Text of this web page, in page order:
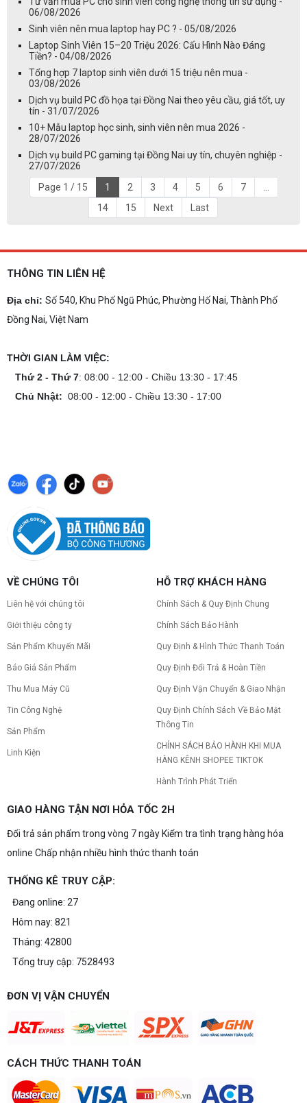
06/08/2026
Sinh viên nên mua laptop hay PC ? - 05/08/2026
Laptop Sinh Viên 15–20 Triệu 2026: Cấu Hình Nào Đáng
Tiền? - 04/08/2026
Tổng hợp 7 laptop sinh viên dưới 15 triệu nên mua -
03/08/2026
Dịch vụ build PC đồ họa tại Đồng Nai theo yêu cầu, giá tốt, uy
tín - 31/07/2026
10+ Mẫu laptop học sinh, sinh viên nên mua 2026 -
28/07/2026
Dịch vụ build PC gaming tại Đồng Nai uy tín, chuyên nghiệp -
27/07/2026
Page 1 / 15
1 2 3 4 5 6 7
14
15 Next Last
THÔNG TIN LIÊN HỆ
Địa chỉ: Số 540, Khu Phố Ngũ Phúc, Phường Hố Nai, Thành Phố
Đồng Nai, Việt Nam
THỜI GIAN LÀM VIỆC:
Thứ 2 - Thứ 7: 08:00 - 12:00 - Chiều 13:30 - 17:45
Chủ Nhật: 08:00 - 12:00 - Chiều 13:30 - 17:00
VỀ CHÚNG TÔI
Liên hệ với chúng tôi
Giới thiệu công ty
Sản Phẩm Khuyến Mãi
Báo Giá Sản Phẩm
Thu Mua Máy Cũ
Tin Công Nghệ
Sản Phẩm
Linh Kiện
HỖ TRỢ KHÁCH HÀNG
Chính Sách & Quy Định Chung
Chính Sách Bảo Hành
Quy Định & Hình Thức Thanh Toán
Quy Định Đổi Trả & Hoàn Tiền
Quy Định Vận Chuyển & Giao Nhận
Quy Định Chính Sách Về Bảo Mật
Thông Tin
CHÍNH SÁCH BẢO HÀNH KHI MUA
HÀNG KÊNH SHOPEE TIKTOK
Hành Trình Phát Triển
GIAO HÀNG TẬN NƠI HỎA TỐC 2H
Đổi trả sản phẩm trong vòng 7 ngày Kiểm tra tình trạng hàng hóa
online Chấp nhận nhiều hình thức thanh toán
THỐNG KÊ TRUY CẬP:
Đang online: 27
Hôm nay: 821
Tháng: 42800
Tổng truy cập: 7528493
ĐƠN VỊ VẬN CHUYỂN
CÁCH THỨC THANH TOÁN